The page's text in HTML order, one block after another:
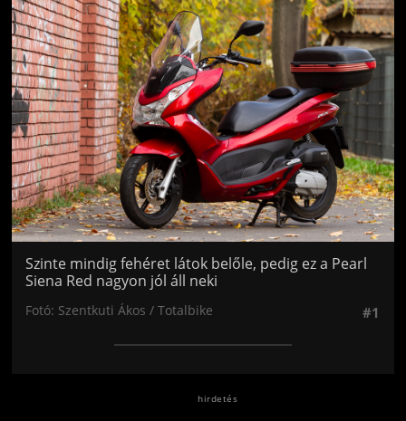
Jön még kép!
Szinte mindig fehéret látok belőle, pedig ez a Pearl
Siena Red nagyon jól áll neki
Fotó: Szentkuti Ákos / Totalbike #1